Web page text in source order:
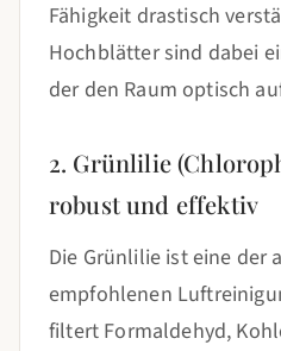
Fähigkeit drastisch
Hochblätter sind dabei
der den Raum optisch
2. Grünlilie
robust und effektiv
Die Grünlilie ist eine der
empfohlenen
filtert Formaldehyd,